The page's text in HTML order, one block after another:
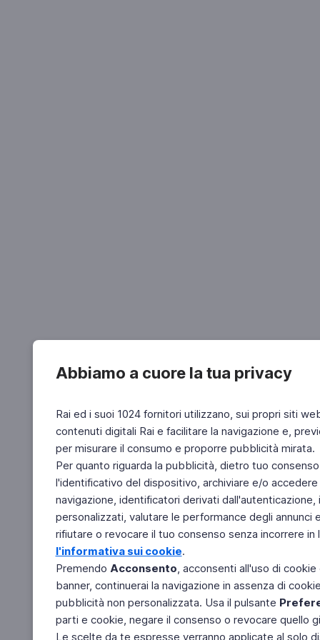
Abbiamo a cuore la tua privacy
Rai ed i suoi 1024 fornitori utilizzano, sui propri siti
contenuti digitali Rai e facilitare la navigazione e,
per misurare il consumo e proporre pubblicità mirata.
Per quanto riguarda la pubblicità, dietro tuo
l'identificativo del dispositivo, archiviare e/o
navigazione, identificatori derivati
personalizzati, valutare le performance degli
rifiutare o revocare il tuo consenso senza incorrere
l'informativa sui cookie.
Premendo Acconsento, acconsenti all'uso di
banner, continuerai la navigazione in assenza di
pubblicità non personalizzata. Usa il pulsante
parti e cookie, negare il consenso o revocare quello
Le scelte da te espresse verranno applicate al solo